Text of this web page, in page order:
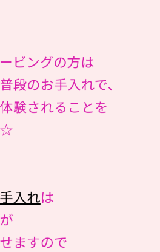
ビングの方は
段のお手入れで、
験されることを
☆
入れは
ますので